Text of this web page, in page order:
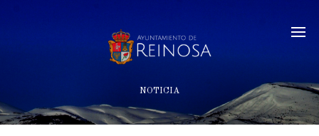
NOTICIA